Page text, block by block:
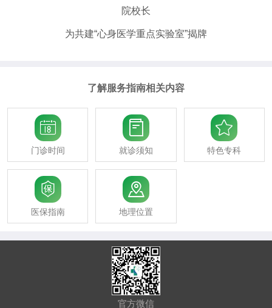
院校长
为共建“心身医学重点实验室”揭牌
了解服务指南相关内容

门诊时间

就诊须知

特色专科

医保指南

地理位置
官方微信